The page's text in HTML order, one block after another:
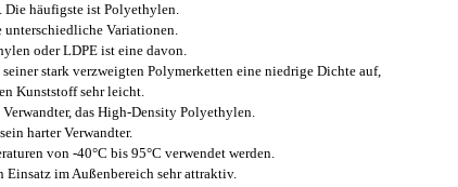
Die häufigste ist Polyethylen.
unterschiedliche Variationen.
oder LDPE ist eine davon.
stark verzweigten Polymerketten eine niedrige Dichte auf,
Kunststoff sehr leicht.
das High-Density Polyethylen.
harter Verwandter.
von -40°C bis 95°C verwendet werden.
Einsatz im Außenbereich sehr attraktiv.